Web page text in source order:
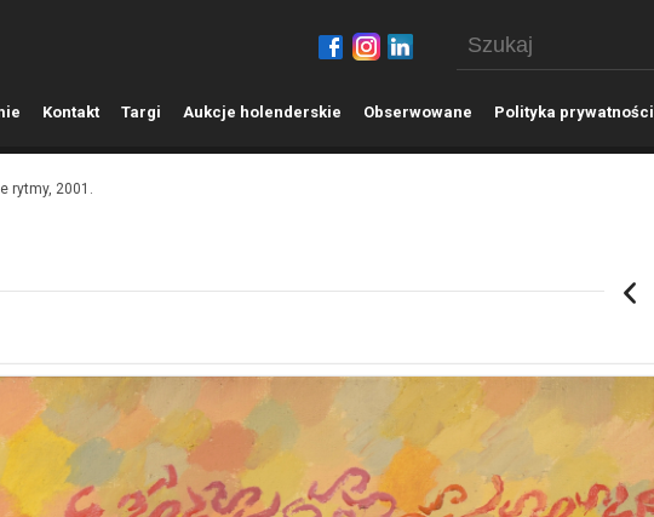
Kontakt Targi Aukcje holenderskie Obserwowane Polityka prywatności
rytmy, 2001.